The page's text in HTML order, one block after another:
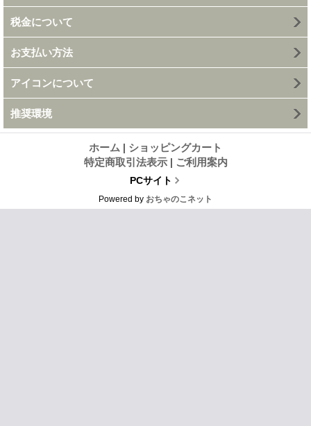
税金について
お支払い方法
アイコンについて
推奨環境
ホーム | ショッピングカート
特定商取引法表示 | ご利用案内
PCサイト
Powered by おちゃのこネット